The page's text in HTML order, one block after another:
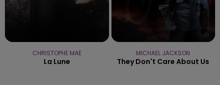
CHRISTOPHE MAE
La Lune
MICHAEL JACKSON
They Don't Care About Us